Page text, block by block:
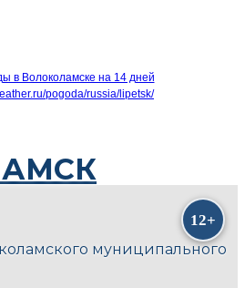
в Волоколамске на 14 дней
pogoda/russia/lipetsk/
муниципального